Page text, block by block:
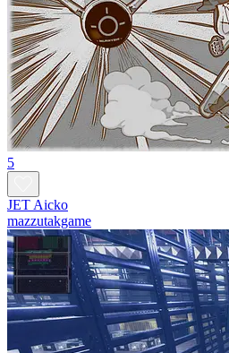
5
JET Aicko
mazzutakgame